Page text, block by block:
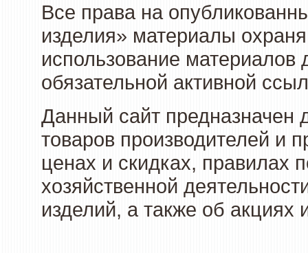
Все права на
изделия» материалы
использование материалов
обязательной активной
Данный сайт предназначен
товаров производителей и
ценах и скидках, правилах
хозяйственной
изделий, а также об